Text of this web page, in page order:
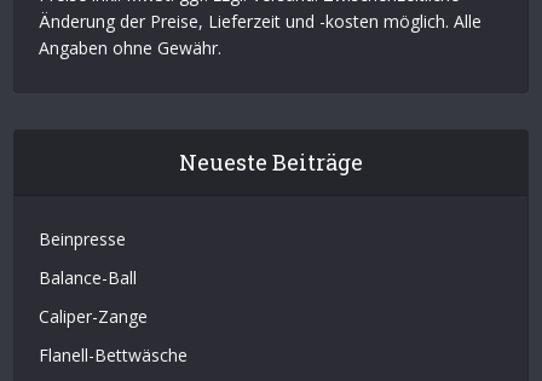
Änderung der Preise, Lieferzeit und -kosten möglich. Alle
Angaben ohne Gewähr.
Neueste Beiträge
Beinpresse
Balance-Ball
Caliper-Zange
Flanell-Bettwäsche